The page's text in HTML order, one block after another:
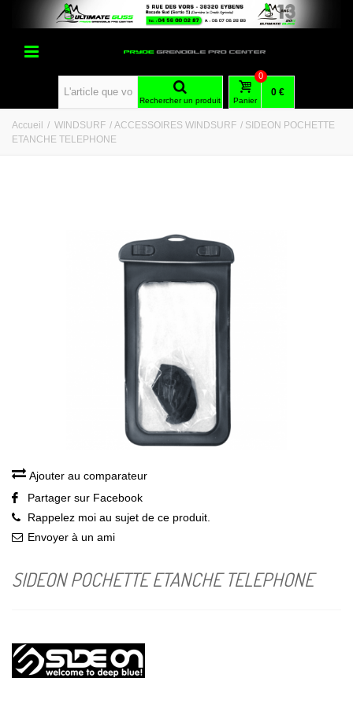
Rechercher un produit Panier
0
0 €
Accueil / WINDSURF / ACCESSOIRES WINDSURF / SIDEON POCHETTE
ETANCHE TELEPHONE
Ajouter au comparateur
Partager sur Facebook
Rappelez moi au sujet de ce produit.
Envoyer à un ami
SIDEON POCHETTE ETANCHE TELEPHONE